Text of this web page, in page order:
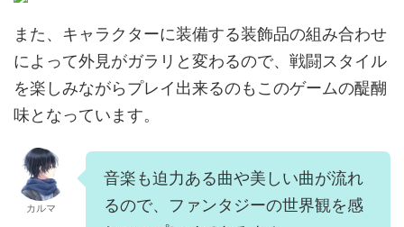
また、キャラクターに装備する装飾品の組み合わせ
によって外見がガラリと変わるので、戦闘スタイル
を楽しみながらプレイ出来るのもこのゲームの醍醐
味となっています。
カルマ
音楽も迫力ある曲や美しい曲が流れ
るので、ファンタジーの世界観を感